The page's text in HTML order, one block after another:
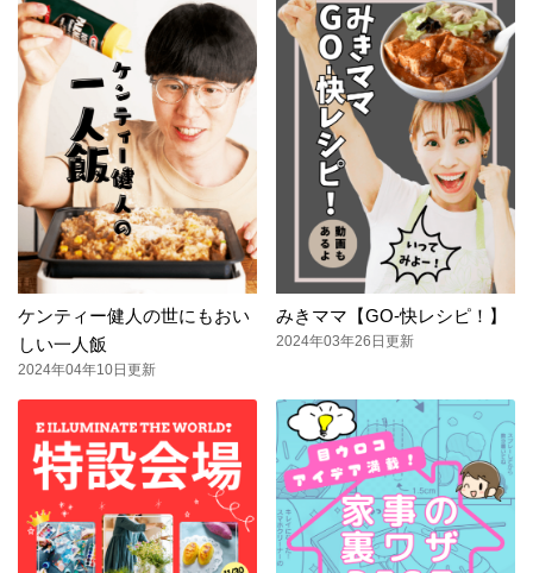
ケンティー健人の世にもおい
しい一人飯
2024年04年10日更新
みきママ【GO-快レシピ！】
2024年03年26日更新